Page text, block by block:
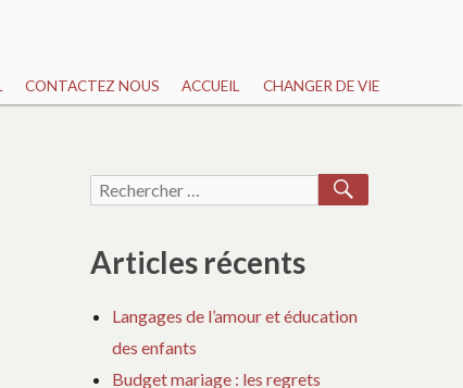
CONTACTEZ NOUS ACCUEIL CHANGER DE VIE
Recherche
Articles récents
Langages de l’amour et éducation
des enfants
Budget mariage : les regrets